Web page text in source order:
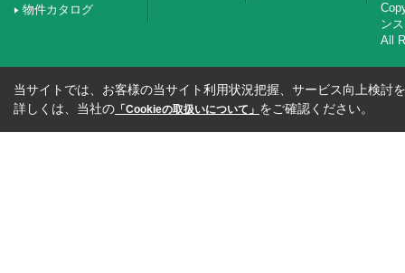
物件カタログ
ンス
All
当サイトでは、お客様の当サイト利用状況把握、サービス向上検討
詳しくは、当社の 「Cookieの取扱いについて」 をご確認ください。